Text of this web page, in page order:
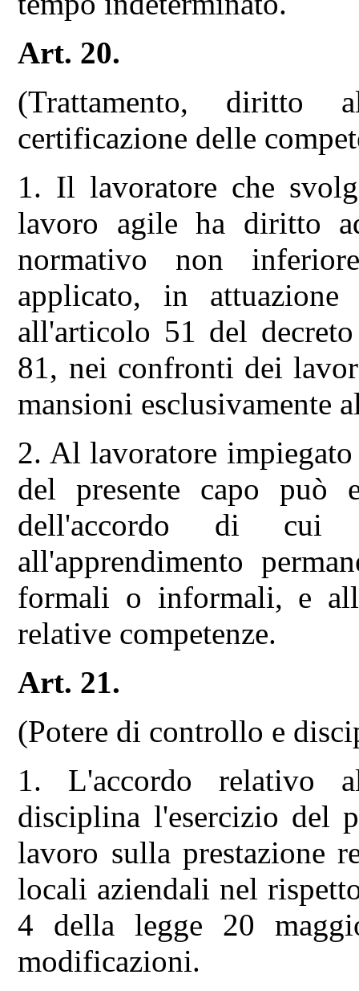
Art. 20.
(Trattamento, diritto
certificazione delle
1. Il lavoratore che
lavoro agile ha diritto
normativo non
applicato, in
all'articolo 51 del
81, nei confronti dei
mansioni esclusivamente
2. Al lavoratore
del presente capo può
dell'accordo di
all'apprendimento
formali o informali, e
relative competenze.
Art. 21.
(Potere di controllo e
1. L'accordo relativo
disciplina l'esercizio del
lavoro sulla prestazione
locali aziendali nel
4 della legge 20
modificazioni.